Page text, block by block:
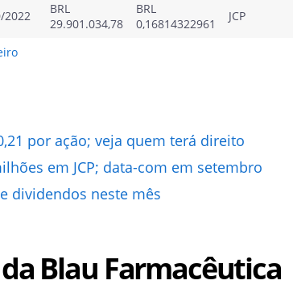
2022
BRL
29.901.034,78
BRL
0,16814322961
JCP
por ação; veja quem terá direito
em JCP; data-com em setembro
dividendos neste mês
Blau Farmacêutica